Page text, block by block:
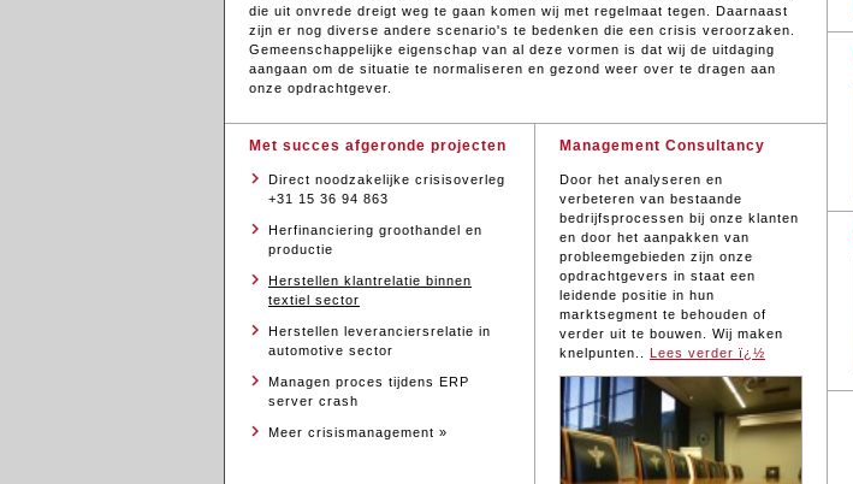
die uit onvrede dreigt weg te gaan komen wij met regelmaat tegen. Daarnaast
zijn er nog diverse andere scenario's te bedenken die een crisis veroorzaken.
Gemeenschappelijke eigenschap van al deze vormen is dat wij de uitdaging
aangaan om de situatie te normaliseren en gezond weer over te dragen aan
onze opdrachtgever.
Met succes afgeronde projecten
Direct noodzakelijke crisisoverleg
+31 15 36 94 863
Herfinanciering groothandel en
productie
Herstellen klantrelatie binnen
textiel sector
Herstellen leveranciersrelatie in
automotive sector
Managen proces tijdens ERP
server crash
Meer crisismanagement »
Management Consultancy
Door het analyseren en
verbeteren van bestaande
bedrijfsprocessen bij onze klanten
en door het aanpakken van
probleemgebieden zijn onze
opdrachtgevers in staat een
leidende positie in hun
marktsegment te behouden of
verder uit te bouwen. Wij maken
knelpunten.. Lees verder ï¿½